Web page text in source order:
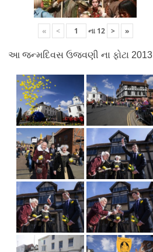
« < ના 12 > »
આ જન્મદિવસ ઉજવણી ના ફોટા 2013